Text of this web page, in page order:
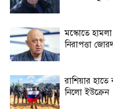
মস্কোতে
নিরাপত্তা
রাশিয়ার
নিলো ইউক্রেন